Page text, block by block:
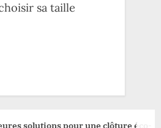
sa taille
solutions pour une clôture éco-